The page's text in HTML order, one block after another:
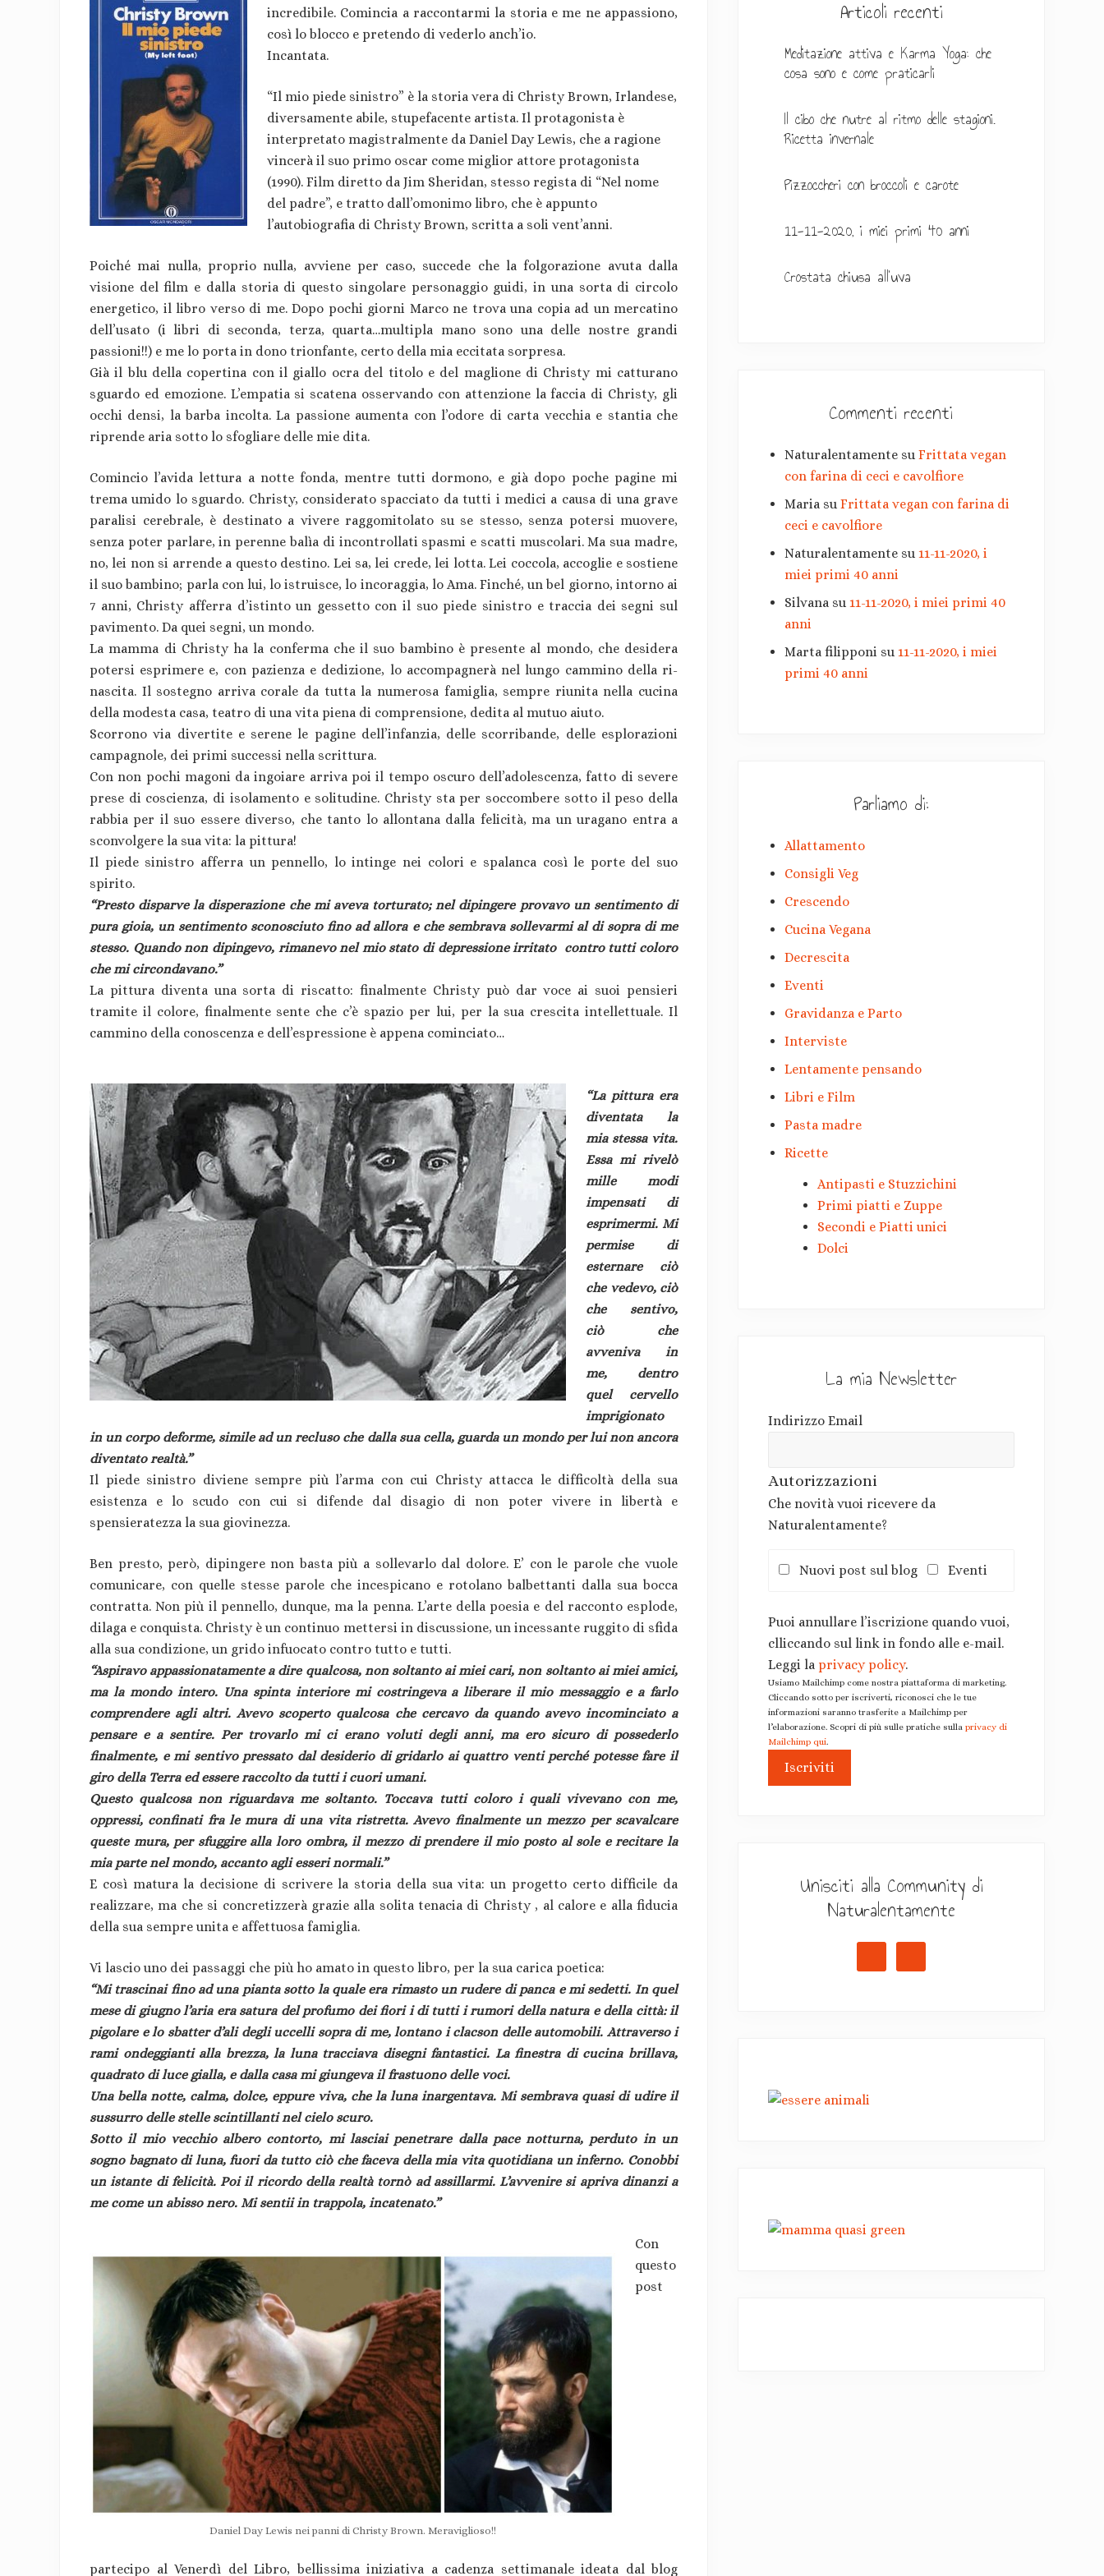
incredibile. Comincia a raccontarmi la storia e me ne appassiono,
così lo blocco e pretendo di vederlo anch’io.
Incantata.
“Il mio piede sinistro” è la storia vera di Christy Brown, Irlandese,
diversamente abile, stupefacente artista. Il protagonista è
interpretato magistralmente da Daniel Day Lewis, che a ragione
vincerà il suo primo oscar come miglior attore protagonista
(1990). Film diretto da Jim Sheridan, stesso regista di “Nel nome
del padre”, e tratto dall’omonimo libro, che è appunto
l’autobiografia di Christy Brown, scritta a soli vent’anni.
Poiché mai nulla, proprio nulla, avviene per caso, succede che la folgorazione avuta dalla
visione del film e dalla storia di questo singolare personaggio guidi, in una sorta di circolo
energetico, il libro verso di me. Dopo pochi giorni Marco ne trova una copia ad un mercatino
dell’usato (i libri di seconda, terza, quarta…multipla mano sono una delle nostre grandi
passioni!!) e me lo porta in dono trionfante, certo della mia eccitata sorpresa.
Già il blu della copertina con il giallo ocra del titolo e del maglione di Christy mi catturano
sguardo ed emozione. L’empatia si scatena osservando con attenzione la faccia di Christy, gli
occhi densi, la barba incolta. La passione aumenta con l’odore di carta vecchia e stantia che
riprende aria sotto lo sfogliare delle mie dita.
Comincio l’avida lettura a notte fonda, mentre tutti dormono, e già dopo poche pagine mi
trema umido lo sguardo. Christy, considerato spacciato da tutti i medici a causa di una grave
paralisi cerebrale, è destinato a vivere raggomitolato su se stesso, senza potersi muovere,
senza poter parlare, in perenne balìa di incontrollati spasmi e scatti muscolari. Ma sua madre,
no, lei non si arrende a questo destino. Lei sa, lei crede, lei lotta. Lei coccola, accoglie e sostiene
il suo bambino; parla con lui, lo istruisce, lo incoraggia, lo Ama. Finché, un bel giorno, intorno ai
7 anni, Christy afferra d’istinto un gessetto con il suo piede sinistro e traccia dei segni sul
pavimento. Da quei segni, un mondo.
La mamma di Christy ha la conferma che il suo bambino è presente al mondo, che desidera
potersi esprimere e, con pazienza e dedizione, lo accompagnerà nel lungo cammino della ri-
nascita. Il sostegno arriva corale da tutta la numerosa famiglia, sempre riunita nella cucina
della modesta casa, teatro di una vita piena di comprensione, dedita al mutuo aiuto.
Scorrono via divertite e serene le pagine dell’infanzia, delle scorribande, delle esplorazioni
campagnole, dei primi successi nella scrittura.
Con non pochi magoni da ingoiare arriva poi il tempo oscuro dell’adolescenza, fatto di severe
prese di coscienza, di isolamento e solitudine. Christy sta per soccombere sotto il peso della
rabbia per il suo essere diverso, che tanto lo allontana dalla felicità, ma un uragano entra a
sconvolgere la sua vita: la pittura!
Il piede sinistro afferra un pennello, lo intinge nei colori e spalanca così le porte del suo
spirito.
“Presto disparve la disperazione che mi aveva torturato; nel dipingere provavo un sentimento di
pura gioia, un sentimento sconosciuto fino ad allora e che sembrava sollevarmi al di sopra di me
stesso. Quando non dipingevo, rimanevo nel mio stato di depressione irritato contro tutti coloro
che mi circondavano.”
La pittura diventa una sorta di riscatto: finalmente Christy può dar voce ai suoi pensieri
tramite il colore, finalmente sente che c’è spazio per lui, per la sua crescita intellettuale. Il
cammino della conoscenza e dell’espressione è appena cominciato…
“La pittura era
diventata la
mia stessa vita.
Essa mi rivelò
mille modi
impensati di
esprimermi. Mi
permise di
esternare ciò
che vedevo, ciò
che sentivo,
ciò che
avveniva in
me, dentro
quel cervello
imprigionato
in un corpo deforme, simile ad un recluso che dalla sua cella, guarda un mondo per lui non ancora
diventato realtà.”
Il piede sinistro diviene sempre più l’arma con cui Christy attacca le difficoltà della sua
esistenza e lo scudo con cui si difende dal disagio di non poter vivere in libertà e
spensieratezza la sua giovinezza.
Ben presto, però, dipingere non basta più a sollevarlo dal dolore. E’ con le parole che vuole
comunicare, con quelle stesse parole che incespicano e rotolano balbettanti dalla sua bocca
contratta. Non più il pennello, dunque, ma la penna. L’arte della poesia e del racconto esplode,
dilaga e conquista. Christy è un continuo mettersi in discussione, un incessante ruggito di sfida
alla sua condizione, un grido infuocato contro tutto e tutti.
“Aspiravo appassionatamente a dire qualcosa, non soltanto ai miei cari, non soltanto ai miei amici,
ma la mondo intero. Una spinta interiore mi costringeva a liberare il mio messaggio e a farlo
comprendere agli altri. Avevo scoperto qualcosa che cercavo da quando avevo incominciato a
pensare e a sentire. Per trovarlo mi ci erano voluti degli anni, ma ero sicuro di possederlo
finalmente, e mi sentivo pressato dal desiderio di gridarlo ai quattro venti perché potesse fare il
giro della Terra ed essere raccolto da tutti i cuori umani.
Questo qualcosa non riguardava me soltanto. Toccava tutti coloro i quali vivevano con me,
oppressi, confinati fra le mura di una vita ristretta. Avevo finalmente un mezzo per scavalcare
queste mura, per sfuggire alla loro ombra, il mezzo di prendere il mio posto al sole e recitare la
mia parte nel mondo, accanto agli esseri normali.”
E così matura la decisione di scrivere la storia della sua vita: un progetto certo difficile da
realizzare, ma che si concretizzerà grazie alla solita tenacia di Christy , al calore e alla fiducia
della sua sempre unita e affettuosa famiglia.
Vi lascio uno dei passaggi che più ho amato in questo libro, per la sua carica poetica:
“Mi trascinai fino ad una pianta sotto la quale era rimasto un rudere di panca e mi sedetti. In quel
mese di giugno l’aria era satura del profumo dei fiori i di tutti i rumori della natura e della città: il
pigolare e lo sbatter d’ali degli uccelli sopra di me, lontano i clacson delle automobili. Attraverso i
rami ondeggianti alla brezza, la luna tracciava disegni fantastici. La finestra di cucina brillava,
quadrato di luce gialla, e dalla casa mi giungeva il frastuono delle voci.
Una bella notte, calma, dolce, eppure viva, che la luna inargentava. Mi sembrava quasi di udire il
sussurro delle stelle scintillanti nel cielo scuro.
Sotto il mio vecchio albero contorto, mi lasciai penetrare dalla pace notturna, perduto in un
sogno bagnato di luna, fuori da tutto ciò che faceva della mia vita quotidiana un inferno. Conobbi
un istante di felicità. Poi il ricordo della realtà tornò ad assillarmi. L’avvenire si apriva dinanzi a
me come un abisso nero. Mi sentii in trappola, incatenato.”
Daniel Day Lewis nei panni di Christy Brown. Meraviglioso!!
Con
questo
post
partecipo al Venerdì del Libro, bellissima iniziativa a cadenza settimanale ideata dal blog
Articoli recenti
Meditazione attiva e Karma Yoga: che
cosa sono e come praticarli
Il cibo che nutre al ritmo delle stagioni.
Ricetta invernale
Pizzoccheri con broccoli e carote
11-11-2020, i miei primi 40 anni
Crostata chiusa all’uva
Commenti recenti
Naturalentamente su Frittata vegan
con farina di ceci e cavolfiore
Maria su Frittata vegan con farina di
ceci e cavolfiore
Naturalentamente su 11-11-2020, i
miei primi 40 anni
Silvana su 11-11-2020, i miei primi 40
anni
Marta filipponi su 11-11-2020, i miei
primi 40 anni
Parliamo di:
Allattamento
Consigli Veg
Crescendo
Cucina Vegana
Decrescita
Eventi
Gravidanza e Parto
Interviste
Lentamente pensando
Libri e Film
Pasta madre
Ricette
Antipasti e Stuzzichini
Primi piatti e Zuppe
Secondi e Piatti unici
Dolci
La mia Newsletter
Indirizzo Email
Autorizzazioni
Che novità vuoi ricevere da
Naturalentamente?
Nuovi post sul blog Eventi
Puoi annullare l’iscrizione quando vuoi,
clliccando sul link in fondo alle e-mail.
Leggi la privacy policy.
Usiamo Mailchimp come nostra piattaforma di marketing.
Cliccando sotto per iscriverti, riconosci che le tue
informazioni saranno trasferite a Mailchimp per
l’elaborazione. Scopri di più sulle pratiche sulla privacy di
Mailchimp qui.
Unisciti alla Community di
Naturalentamente